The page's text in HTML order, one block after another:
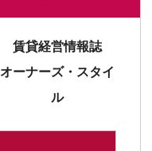
賃貸経営情報誌
オーナーズ・スタイ
ル